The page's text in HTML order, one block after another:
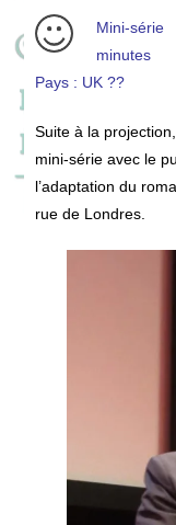
Mini-
minutes
Pays : UK ??
Suite à la
mini-série avec le
l’adaptation du
rue de Londres.